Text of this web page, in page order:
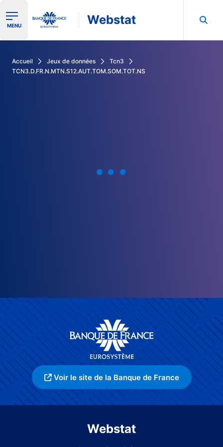
Ouvrir le menu de navigation
MENU Webstat
Accueil Jeux de données
Tcn3
TCN3.D.FR.N.MTN.S12.AUT.TOM.SOM.TOT.NS
Voir le site de la Banque de France
Webstat